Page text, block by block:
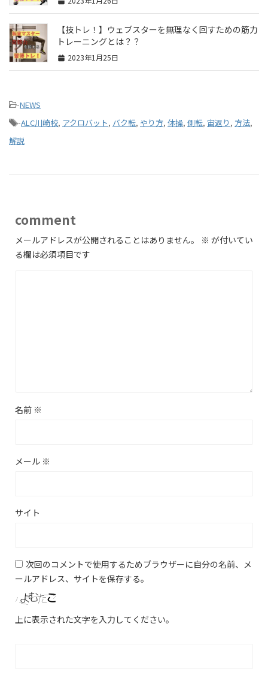
【技トレ！】ウェブスターを無理なく回すための筋力
トレーニングとは？？
2023年1月25日
-NEWS
-ALC川崎校, アクロバット, バク転, やり方, 体操, 側転, 宙返り , 方法,
解説
comment
メールアドレスが公開されることはありません。 ※ が付いてい
る欄は必須項目です
名前 ※
メール ※
サイト
次回のコメントで使用するためブラウザーに自分の名前、メ
ールアドレス、サイトを保存する。
上に表示された文字を入力してください。